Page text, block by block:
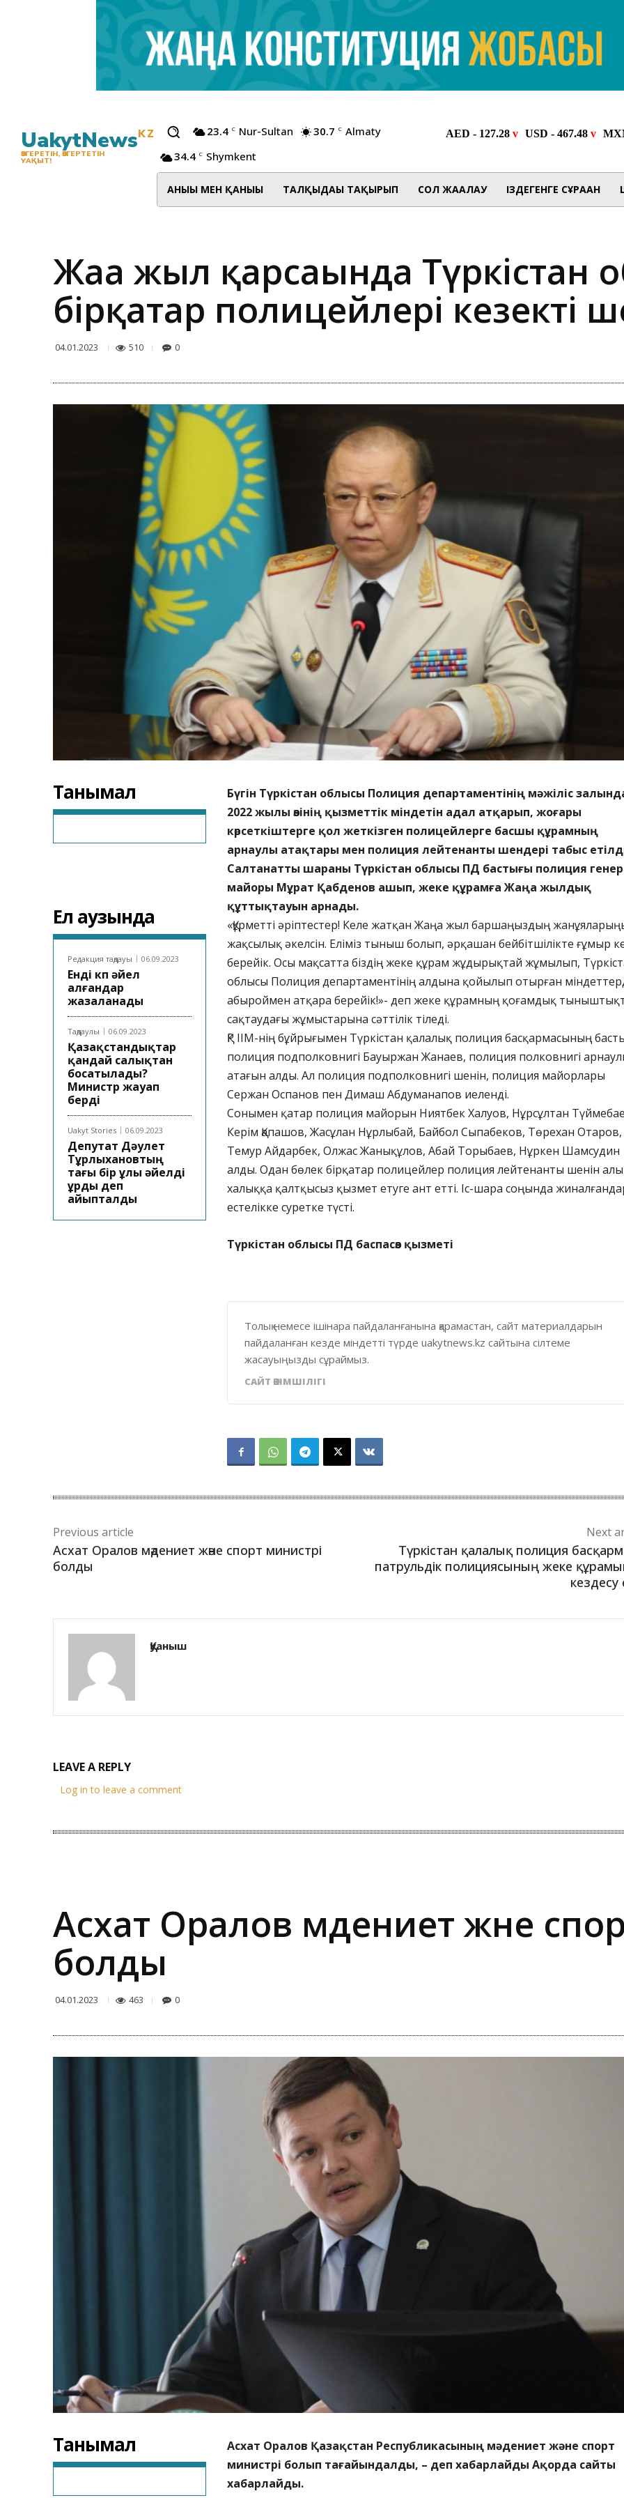
UakytNewsKZ
ӨЗГЕРЕТІН, ӨЗГЕРТЕТІН
УАҚЫТ!
23.4 C Nur-Sultan 30.7 C Almaty
34.4 C Shymkent
АНЫҒЫ МЕН ҚАНЫҒЫ ТАЛҚЫДАҒЫ ТАҚЫРЫП СОЛ ЖАҒАЛАУ ІЗДЕГЕНГЕ СҰРАҒАН
Жаңа жыл қарсаңында Түркістан
бірқатар полицейлері кезекті
04.01.2023 510 0
Танымал
Ел аузында
Редакция таңдауы 06.09.2023
Енді көп әйел
алғандар
жазаланады
Таңдаулы 06.09.2023
Қазақстандықтар
қандай салықтан
босатылады?
Министр жауап
берді
Uakyt Stories 06.09.2023
Депутат Дәулет
Тұрлыхановтың
тағы бір ұлы әйелді
ұрды деп
айыпталды
Бүгін Түркістан облысы Полиция департаментінің мәжіліс
2022 жылы өзінің қызметтік міндетін адал атқарып, жоғары
көрсеткіштерге қол жеткізген полицейлерге басшы құрамның
арнаулы атақтары мен полиция лейтенанты шендері табыс
Салтанатты шараны Түркістан облысы ПД бастығы полиция
майоры Мұрат Қабденов ашып, жеке құрамға Жаңа жылдық
құттықтауын арнады.
«Құрметті әріптестер! Келе жатқан Жаңа жыл баршаңыздың
жақсылық әкелсін. Еліміз тыныш болып, әрқашан бейбітшілікте ғұмыр
берейік. Осы мақсатта біздің жеке құрам жұдырықтай жұмылып,
облысы Полиция департаментінің алдына қойылып отырған
абыроймен атқара берейік!»- деп жеке құрамның қоғамдық
сақтаудағы жұмыстарына сәттілік тіледі.
ҚР ІІМ-нің бұйрығымен Түркістан қалалық полиция басқармасының
полиция подполковнигі Бауыржан Жанаев, полиция полковнигі
атағын алды. Ал полиция подполковнигі шенін, полиция майорлары
Сержан Оспанов пен Димаш Абдуманапов иеленді.
Сонымен қатар полиция майорын Ниятбек Халуов, Нұрсұлтан
Керім Қапашов, Жасұлан Нұрлыбай, Байбол Сыпабеков, Төрехан Отаров,
Темур Айдарбек, Олжас Жанықұлов, Абай Торыбаев, Нұркен Шамсудин
алды. Одан бөлек бірқатар полицейлер полиция лейтенанты шенін
халыққа қалтқысыз қызмет етуге ант етті. Іс-шара соңында
естелікке суретке түсті.
Түркістан облысы ПД баспасөз қызметі
Толық немесе ішінара пайдаланғанына қарамастан, сайт материалдарын
пайдаланған кезде міндетті түрде uakytnews.kz сайтына сілтеме
жасауыңызды сұраймыз.
САЙТ ӘКІМШІЛІГІ
Previous article
Асхат Оралов мәдениет және спорт министрі
болды
Next
Түркістан қалалық полиция
патрульдік полициясының жеке
кездесу
Қуаныш
LEAVE A REPLY
Log in to leave a comment